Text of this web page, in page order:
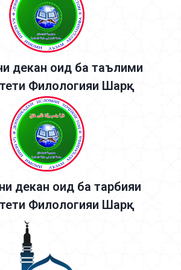
декан оид ба таълими
Филологияи Шарқ:
декан оид ба тарбияи
Филологияи Шарқ: